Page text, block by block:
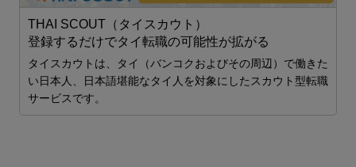
生徒の夢を全力で叶える 老舗学習塾「泰夢」の本
気指導